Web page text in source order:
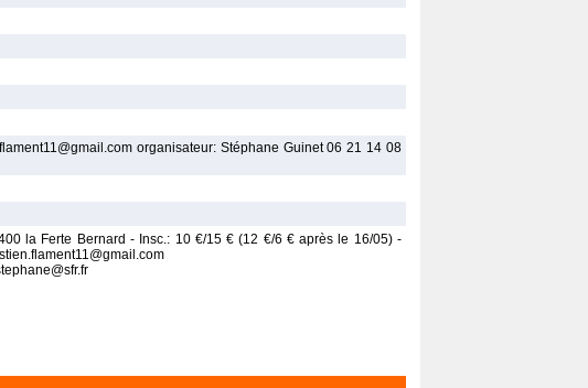
organisateur: Stéphane Guinet 06 21 14 08
la Ferte Bernard - Insc.: 10 €/15 € (12 €/6 € après le 16/05) -